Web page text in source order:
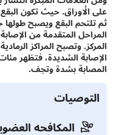
المتقدمة من الإصابة،
وتصبح المراكز الرمادية
الشديدة، فتظهر مئات
بشدة وتجف.
المكافحه العضوية